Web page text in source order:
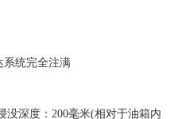
系统完全注满
没深度：200毫米(相对于油箱内